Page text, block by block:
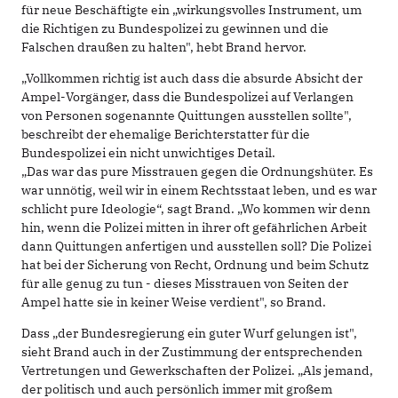
für neue Beschäftigte ein „wirkungsvolles Instrument, um
die Richtigen zu Bundespolizei zu gewinnen und die
Falschen draußen zu halten", hebt Brand hervor.
„Vollkommen richtig ist auch dass die absurde Absicht der
Ampel-Vorgänger, dass die Bundespolizei auf Verlangen
von Personen sogenannte Quittungen ausstellen sollte",
beschreibt der ehemalige Berichterstatter für die
Bundespolizei ein nicht unwichtiges Detail.
„Das war das pure Misstrauen gegen die Ordnungshüter. Es
war unnötig, weil wir in einem Rechtsstaat leben, und es war
schlicht pure Ideologie“, sagt Brand. „Wo kommen wir denn
hin, wenn die Polizei mitten in ihrer oft gefährlichen Arbeit
dann Quittungen anfertigen und ausstellen soll? Die Polizei
hat bei der Sicherung von Recht, Ordnung und beim Schutz
für alle genug zu tun - dieses Misstrauen von Seiten der
Ampel hatte sie in keiner Weise verdient", so Brand.
Dass „der Bundesregierung ein guter Wurf gelungen ist",
sieht Brand auch in der Zustimmung der entsprechenden
Vertretungen und Gewerkschaften der Polizei. „Als jemand,
der politisch und auch persönlich immer mit großem